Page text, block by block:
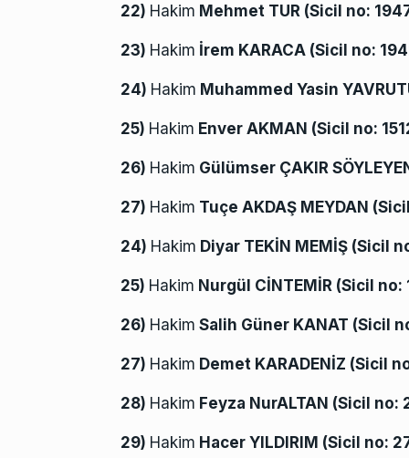
22) Hakim Mehmet TUR (Sicil no:
23) Hakim İrem KARACA (Sicil no:
24) Hakim Muhammed Yasin
25) Hakim Enver AKMAN (Sicil no:
26) Hakim Gülümser ÇAKIR
27) Hakim Tuçe AKDAŞ MEYDAN (
24) Hakim Diyar TEKİN MEMİŞ (Sicil
25) Hakim Nurgül CİNTEMİR (Sicil no:
26) Hakim Salih Güner KANAT (Sicil
27) Hakim Demet KARADENİZ (Sicil
28) Hakim Feyza NurALTAN (Sicil no:
29) Hakim Hacer YILDIRIM (Sicil no: